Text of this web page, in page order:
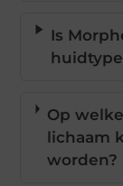
Is
Op
lichaam
worden?